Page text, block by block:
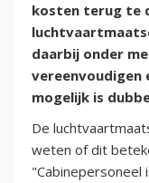
kosten terug te
daarbij onder
vereenvoudigen
mogelijk is
De
weten of dit
"Cabinepersoneel